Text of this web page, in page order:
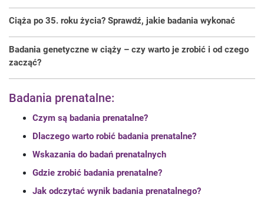
Ciąża po 35. roku życia? Sprawdź, jakie badania wykonać
Badania genetyczne w ciąży – czy warto je zrobić i od czego
zacząć?
Badania prenatalne:
Czym są badania prenatalne?
Dlaczego warto robić badania prenatalne?
Wskazania do badań prenatalnych
Gdzie zrobić badania prenatalne?
Jak odczytać wynik badania prenatalnego?